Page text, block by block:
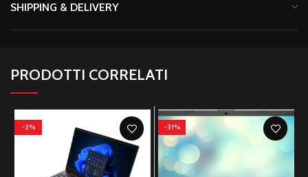
SHIPPING & DELIVERY
PRODOTTI CORRELATI
-2% -31%